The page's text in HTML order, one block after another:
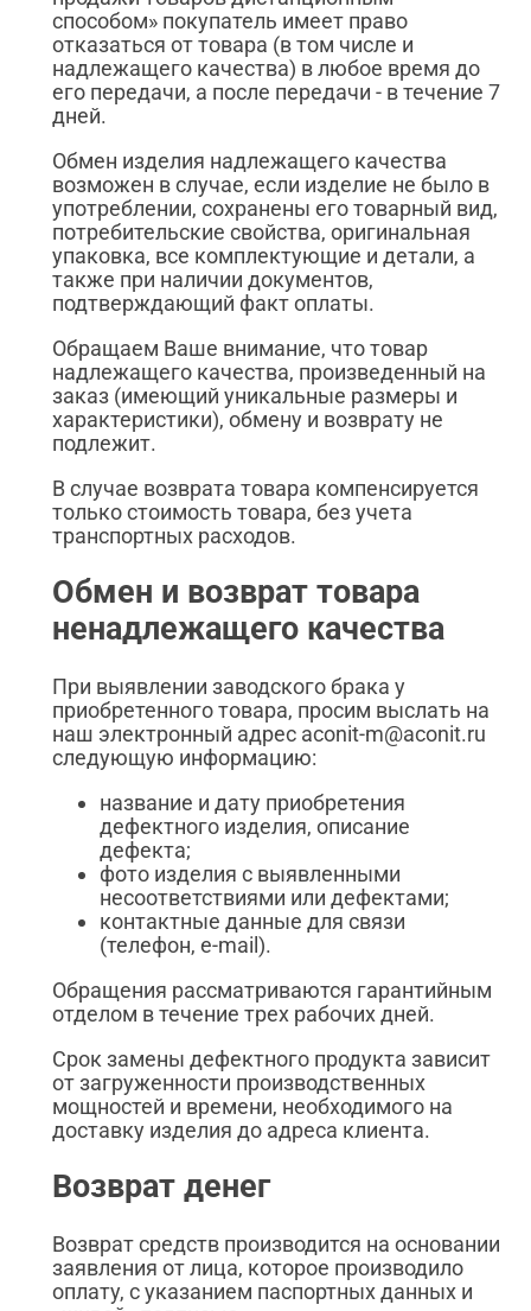
способом» покупатель имеет право
отказаться от товара (в том числе и
надлежащего качества) в любое время до
его передачи, а после передачи - в течение 7
дней.
Обмен изделия надлежащего качества
возможен в случае, если изделие не было в
употреблении, сохранены его товарный вид,
потребительские свойства, оригинальная
упаковка, все комплектующие и детали, а
также при наличии документов,
подтверждающий факт оплаты.
Обращаем Ваше внимание, что товар
надлежащего качества, произведенный на
заказ (имеющий уникальные размеры и
характеристики), обмену и возврату не
подлежит.
В случае возврата товара компенсируется
только стоимость товара, без учета
транспортных расходов.
Обмен и возврат товара
ненадлежащего качества
При выявлении заводского брака у
приобретенного товара, просим выслать на
наш электронный адрес aconit-m@aconit.ru
следующую информацию:
название и дату приобретения
дефектного изделия, описание
дефекта;
фото изделия с выявленными
несоответствиями или дефектами;
контактные данные для связи
(телефон, e-mail).
Обращения рассматриваются гарантийным
отделом в течение трех рабочих дней.
Срок замены дефектного продукта зависит
от загруженности производственных
мощностей и времени, необходимого на
доставку изделия до адреса клиента.
Возврат денег
Возврат средств производится на основании
заявления от лица, которое производило
оплату, с указанием паспортных данных и